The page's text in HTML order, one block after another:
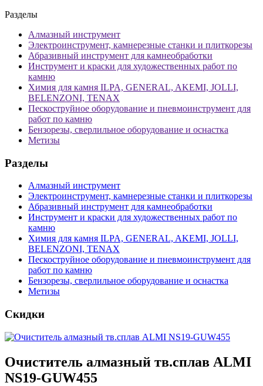
Разделы
Алмазный инструмент
Электроинструмент, камнерезные станки и плиткорезы
Абразивный инструмент для камнеобработки
Инструмент и краски для художественных работ по
камню
Химия для камня ILPA, GENERAL, AKEMI, JOLLI,
BELENZONI, TENAX
Пескоструйное оборудование и пневмоинструмент для
работ по камню
Бензорезы, сверлильное оборудование и оснастка
Метизы
Разделы
Алмазный инструмент
Электроинструмент, камнерезные станки и плиткорезы
Абразивный инструмент для камнеобработки
Инструмент и краски для художественных работ по
камню
Химия для камня ILPA, GENERAL, AKEMI, JOLLI,
BELENZONI, TENAX
Пескоструйное оборудование и пневмоинструмент для
работ по камню
Бензорезы, сверлильное оборудование и оснастка
Метизы
Скидки
Очиститель алмазный тв.сплав ALMI
NS19-GUW455